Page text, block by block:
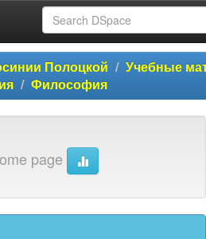
Полоцкой
Учебные
Философия
page